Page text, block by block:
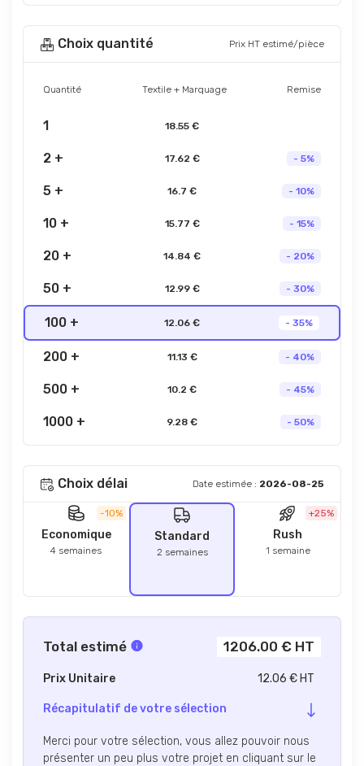
Choix quantité Prix HT estimé/pièce
Quantité Textile + Marquage Remise
1 18.55 €
2 + 17.62 € - 5%
5 + 16.7 € - 10%
10 + 15.77 € - 15%
20 + 14.84 € - 20%
50 + 12.99 € - 30%
100 + 12.06 € - 35%
200 + 11.13 € - 40%
500 + 10.2 € - 45%
1000 + 9.28 € - 50%
Choix délai Date estimée : 2026-08-25
-10%
Economique
4 semaines
Standard
2 semaines
+25%
Rush
1 semaine
Total estimé 1206.00 € HT
Prix Unitaire 12.06 € HT
Récapitulatif de votre sélection
Merci pour votre sélection, vous allez pouvoir nous
présenter un peu plus votre projet en cliquant sur le